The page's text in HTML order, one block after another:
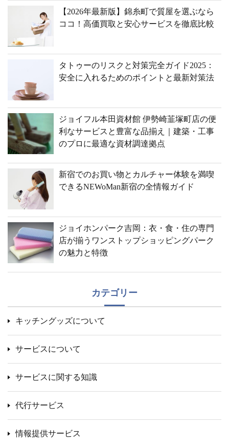
【2026年最新版】錦糸町で質屋を選ぶなら
ココ！高価買取と安心サービスを徹底比較
タトゥーのリスクと対策完全ガイド2025：
安全に入れるためのポイントと最新対策法
ジョイフル本田資材館 伊勢崎韮塚町店の便
利なサービスと豊富な品揃え｜建築・工事
のプロに最適な資材調達拠点
新宿でのお買い物とカルチャー体験を満喫
できるNEWoMan新宿の全情報ガイド
ジョイホンパーク吉岡：衣・食・住の専門
店が揃うワンストップショッピングパーク
の魅力と特徴
カテゴリー
キッチングッズについて
サービスについて
サービスに関する知識
代行サービス
情報提供サービス